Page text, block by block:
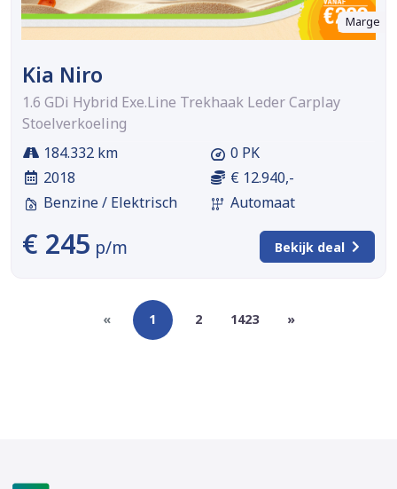
Marge
Kia Niro
1.6 GDi Hybrid Exe.Line Trekhaak Leder Carplay
Stoelverkoeling
184.332 km
2018
Benzine / Elektrisch
0 PK
€ 12.940,-
Automaat
€ 245 p/m Bekijk deal
« 1 2 1423 »